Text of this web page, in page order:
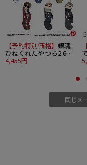
【予約特別価格】 銀魂
ひねくれたやつら2 6個
入り1BOX
4,455円
同じメ